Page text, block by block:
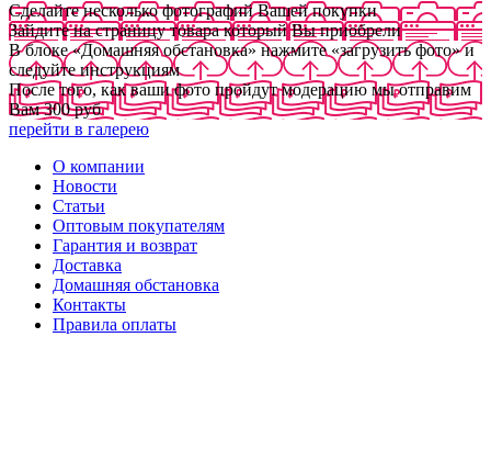
Сделайте несколько фотографий Вашей покупки
Зайдите на страницу товара который Вы приобрели
В блоке «Домашняя обстановка» нажмите «загрузить фото» и
следуйте инструкциям
После того, как ваши фото пройдут модерацию мы отправим
Вам 300 руб
перейти в галерею
О компании
Новости
Статьи
Оптовым покупателям
Гарантия и возврат
Доставка
Домашняя обстановка
Контакты
Правила оплаты